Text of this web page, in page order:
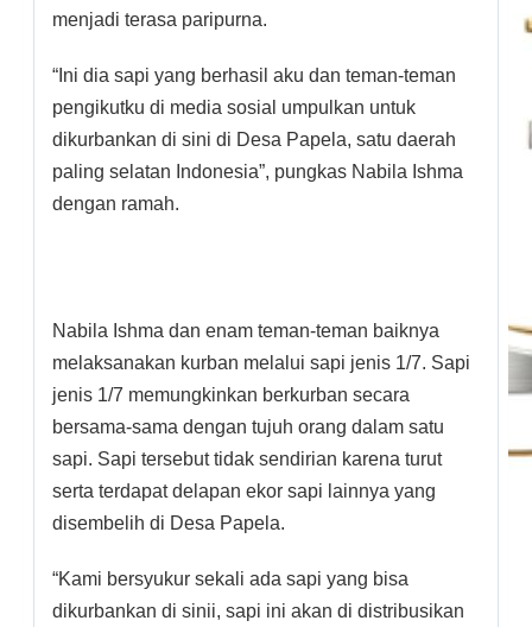
menjadi terasa paripurna.
“Ini dia sapi yang berhasil aku dan teman-teman
pengikutku di media sosial umpulkan untuk
dikurbankan di sini di Desa Papela, satu daerah
paling selatan Indonesia”, pungkas Nabila Ishma
dengan ramah.
Nabila Ishma dan enam teman-teman baiknya
melaksanakan kurban melalui sapi jenis 1/7. Sapi
jenis 1/7 memungkinkan berkurban secara
bersama-sama dengan tujuh orang dalam satu
sapi. Sapi tersebut tidak sendirian karena turut
serta terdapat delapan ekor sapi lainnya yang
disembelih di Desa Papela.
“Kami bersyukur sekali ada sapi yang bisa
dikurbankan di sinii, sapi ini akan di distribusikan